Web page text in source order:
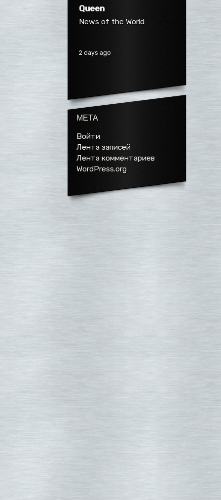
Queen
News of the World
2 days ago
МЕТА
Войти
Лента записей
Лента комментариев
WordPress.org